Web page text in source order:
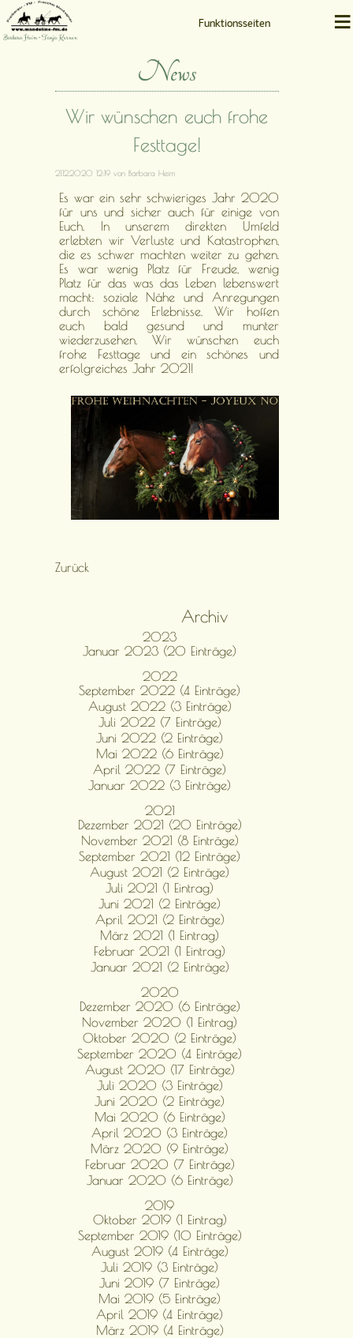
Barbara Heim • Tanja Kernen
Funktionsseiten ≡
News
Wir wünschen euch frohe
Festtage!
21.12.2020 12:19 von Barbara Heim
Es war ein sehr schwieriges Jahr 2020
für uns und sicher auch für einige von
Euch. In unserem direkten Umfeld
erlebten wir Verluste und Katastrophen,
die es schwer machten weiter zu gehen.
Es war wenig Platz für Freude, wenig
Platz für das was das Leben lebenswert
macht: soziale Nähe und Anregungen
durch schöne Erlebnisse. Wir hoffen
euch bald gesund und munter
wiederzusehen. Wir wünschen euch
frohe Festtage und ein schönes und
erfolgreiches Jahr 2021!
Zurück
Archiv
2023
Januar 2023 (20 Einträge)
2022
September 2022 (4 Einträge)
August 2022 (3 Einträge)
Juli 2022 (7 Einträge)
Juni 2022 (2 Einträge)
Mai 2022 (6 Einträge)
April 2022 (7 Einträge)
Januar 2022 (3 Einträge)
2021
Dezember 2021 (20 Einträge)
November 2021 (8 Einträge)
September 2021 (12 Einträge)
August 2021 (2 Einträge)
Juli 2021 (1 Eintrag)
Juni 2021 (2 Einträge)
April 2021 (2 Einträge)
März 2021 (1 Eintrag)
Februar 2021 (1 Eintrag)
Januar 2021 (2 Einträge)
2020
Dezember 2020 (6 Einträge)
November 2020 (1 Eintrag)
Oktober 2020 (2 Einträge)
September 2020 (4 Einträge)
August 2020 (17 Einträge)
Juli 2020 (3 Einträge)
Juni 2020 (2 Einträge)
Mai 2020 (6 Einträge)
April 2020 (3 Einträge)
März 2020 (9 Einträge)
Februar 2020 (7 Einträge)
Januar 2020 (6 Einträge)
2019
Oktober 2019 (1 Eintrag)
September 2019 (10 Einträge)
August 2019 (4 Einträge)
Juli 2019 (3 Einträge)
Juni 2019 (7 Einträge)
Mai 2019 (5 Einträge)
April 2019 (4 Einträge)
März 2019 (4 Einträge)